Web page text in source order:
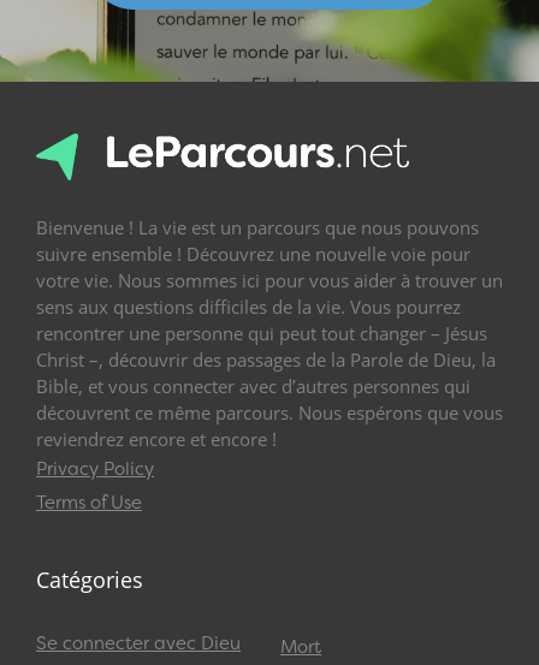
Bienvenue ! La vie est un parcours que nous pouvons
suivre ensemble ! Découvrez une nouvelle voie pour
votre vie. Nous sommes ici pour vous aider à trouver un
sens aux questions difficiles de la vie. Vous pourrez
rencontrer une personne qui peut tout changer – Jésus
Christ –, découvrir des passages de la Parole de Dieu, la
Bible, et vous connecter avec d’autres personnes qui
découvrent ce même parcours. Nous espérons que vous
reviendrez encore et encore !
Privacy Policy
Terms of Use
Catégories
Se connecter avec Dieu
Mort